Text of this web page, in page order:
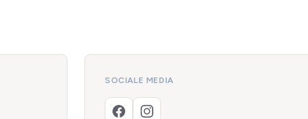
SOCIALE MEDIA